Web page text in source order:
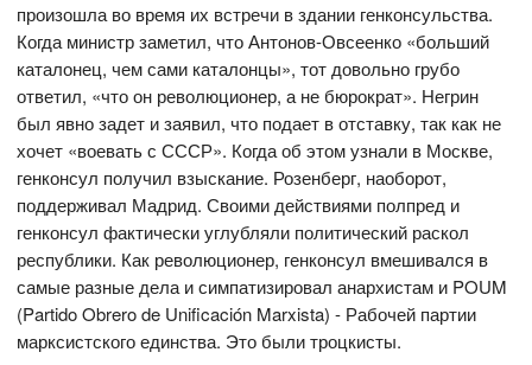
произошла во время их встречи в здании генконсульства.
Когда министр заметил, что Антонов-Овсеенко «больший
каталонец, чем сами каталонцы», тот довольно грубо
ответил, «что он революционер, а не бюрократ». Негрин
был явно задет и заявил, что подает в отставку, так как не
хочет «воевать с СССР». Когда об этом узнали в Москве,
генконсул получил взыскание. Розенберг, наоборот,
поддерживал Мадрид. Своими действиями полпред и
генконсул фактически углубляли политический раскол
республики. Как революционер, генконсул вмешивался в
самые разные дела и симпатизировал анархистам и POUM
(Partido Obrero de Unificación Marxista) - Рабочей партии
марксистского единства. Это были троцкисты.